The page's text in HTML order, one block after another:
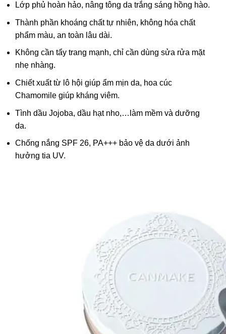
Lớp phủ hoàn hảo, nâng tông da trắng sáng hồng hào.
Thành phần khoáng chất tự nhiên, không hóa chất
phẩm màu, an toàn lâu dài.
Không cần tẩy trang mạnh, chỉ cần dùng sửa rửa mặt
nhẹ nhàng.
Chiết xuất từ lô hội giúp ẩm mịn da, hoa cúc
Chamomile giúp kháng viêm.
Tình dầu Jojoba, dầu hạt nho,…làm mềm và dưỡng
da.
Chống nắng SPF 26, PA+++ bảo vệ da dưới ảnh
hưởng tia UV.